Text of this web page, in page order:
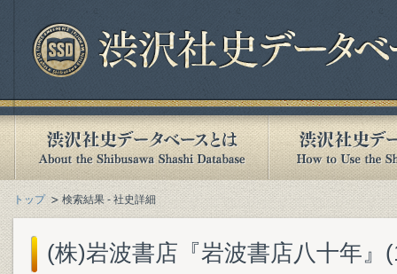
トップ 検索結果 - 社史詳細
(株)岩波書店『岩波書店八十年』